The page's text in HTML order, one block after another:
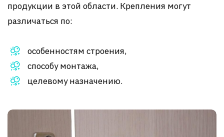
продукции в этой области. Крепления могут
различаться по:
особенностям строения,
способу монтажа,
целевому назначению.